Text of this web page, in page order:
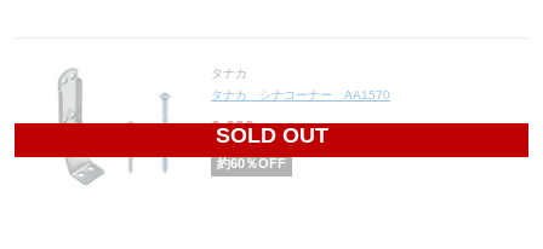
SOLD OUT
タナカ
タナカ シナコーナー AA1570
6,600 円(税込7,260円)
約60％OFF